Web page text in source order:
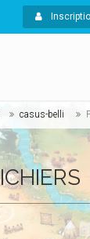
casus-belli